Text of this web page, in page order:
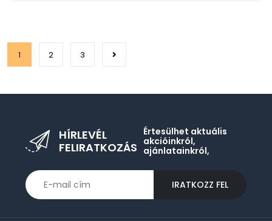
1 2 3
HÍRLEVÉL
FELIRATKOZÁS
Értesülhet aktuális
akcióinkról,
ajánlatainkról,
IRATKOZZ FEL